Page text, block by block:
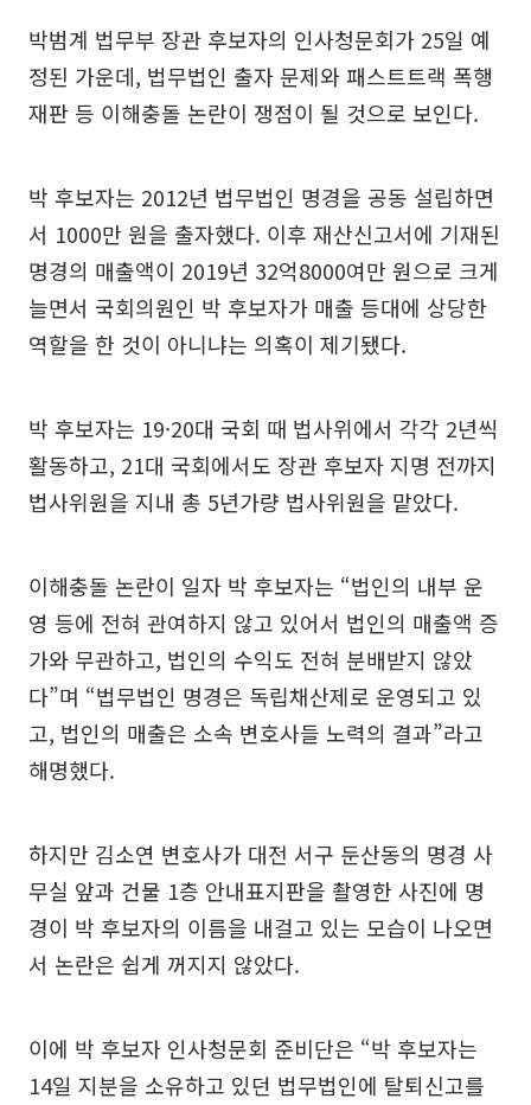
박범계 법무부 장관 후보자의 인사청문회가 25일 예
정된 가운데, 법무법인 출자 문제와 패스트트랙 폭행
재판 등 이해충돌 논란이 쟁점이 될 것으로 보인다.
박 후보자는 2012년 법무법인 명경을 공동 설립하면
서 1000만 원을 출자했다. 이후 재산신고서에 기재된
명경의 매출액이 2019년 32억8000여만 원으로 크게
늘면서 국회의원인 박 후보자가 매출 등대에 상당한
역할을 한 것이 아니냐는 의혹이 제기됐다.
박 후보자는 19·20대 국회 때 법사위에서 각각 2년씩
활동하고, 21대 국회에서도 장관 후보자 지명 전까지
법사위원을 지내 총 5년가량 법사위원을 맡았다.
이해충돌 논란이 일자 박 후보자는 “법인의 내부 운
영 등에 전혀 관여하지 않고 있어서 법인의 매출액 증
가와 무관하고, 법인의 수익도 전혀 분배받지 않았
다”며 “법무법인 명경은 독립채산제로 운영되고 있
고, 법인의 매출은 소속 변호사들 노력의 결과”라고
해명했다.
하지만 김소연 변호사가 대전 서구 둔산동의 명경 사
무실 앞과 건물 1층 안내표지판을 촬영한 사진에 명
경이 박 후보자의 이름을 내걸고 있는 모습이 나오면
서 논란은 쉽게 꺼지지 않았다.
이에 박 후보자 인사청문회 준비단은 “박 후보자는
14일 지분을 소유하고 있던 법무법인에 탈퇴신고를